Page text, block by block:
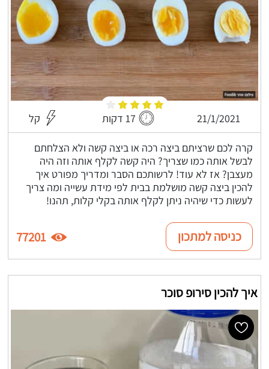
21/1/2021 17 דקות קל
קרה לכם שרציתם ביצה רכה או ביצה קשה ולא הצלחתם
לבשל אותה כמו שצריך? היה קשה לקלף אותה וזה היה
מעצבן? אז לא עוד! לרשותכם הסבר ומדריך מפורט איך
להכין ביצה קשה מושלמת בבית לפי מידת עשייה ומה צריך
לעשות כדי שיהיה ניתן לקלף אותה בקלי קלות, תהנו!
כניסה למתכון 77201
איך להכין סירופ סוכר